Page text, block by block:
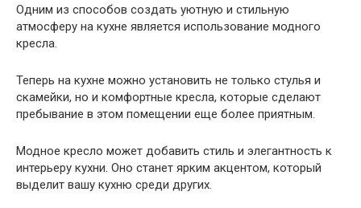
Одним из способов создать уютную и стильную
атмосферу на кухне является использование модного
кресла.
Теперь на кухне можно установить не только стулья и
скамейки, но и комфортные кресла, которые сделают
пребывание в этом помещении еще более приятным.
Модное кресло может добавить стиль и элегантность к
интерьеру кухни. Оно станет ярким акцентом, который
выделит вашу кухню среди других.